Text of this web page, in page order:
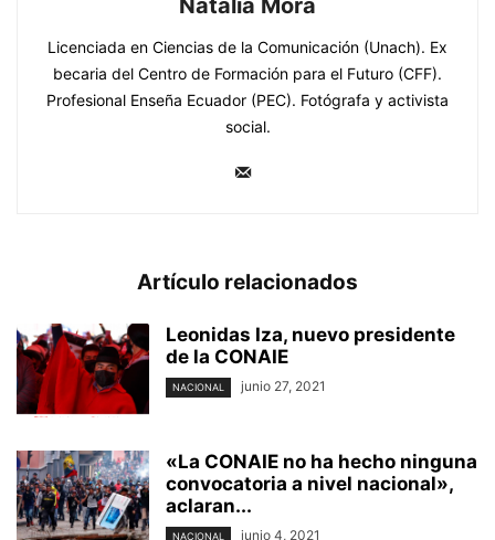
Natalia Mora
Licenciada en Ciencias de la Comunicación (Unach). Ex
becaria del Centro de Formación para el Futuro (CFF).
Profesional Enseña Ecuador (PEC). Fotógrafa y activista
social.
Artículo relacionados
Leonidas Iza, nuevo presidente
de la CONAIE
NACIONAL junio 27, 2021
«La CONAIE no ha hecho ninguna
convocatoria a nivel nacional»,
aclaran...
NACIONAL junio 4, 2021